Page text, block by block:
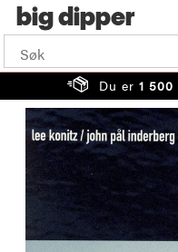
big
Du er 1 500